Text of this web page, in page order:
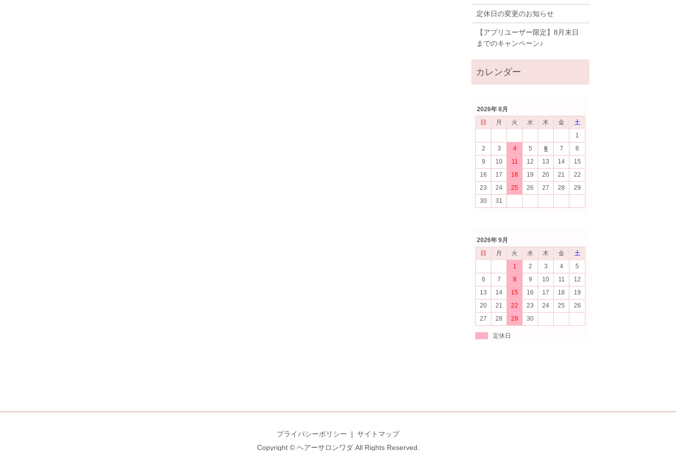
定休日の変更のお知らせ
【アプリユーザー限定】8月末日
までのキャンペーン♪
2026年 8月
日
月 火 水 木 金
土
1
2
3 4 5 6 7
8
9
10 11 12 13 14
15
16
17 18 19 20 21
22
23
24 25 26 27 28
29
30
31
2026年 9月
日
月 火 水 木 金
土
1
2 3 4
5
6
7 8 9 10 11
12
13
14 15 16 17 18
19
20
21 22 23 24 25
26
27
28 29 30
定休日
プライバシーポリシー
サイトマップ
Copyright © ヘアーサロンワダ All Rights Reserved.